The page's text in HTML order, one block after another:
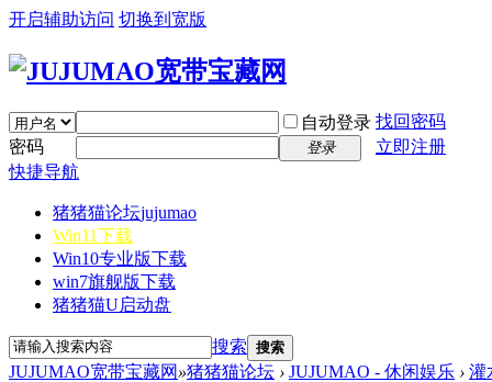
开启辅助访问 切换到宽版
自动登录 找回密码
密码
登录
立即注册
快捷导航
猪猪猫论坛jujumao
Win11下载
Win10专业版下载
win7旗舰版下载
猪猪猫U启动盘
搜索 搜索
JUJUMAO宽带宝藏网 »猪猪猫论坛 › JUJUMAO - 休闲娱乐 › 灌